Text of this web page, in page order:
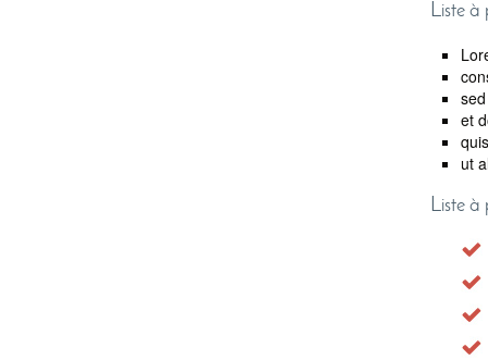
Liste à
et
ut
Liste à